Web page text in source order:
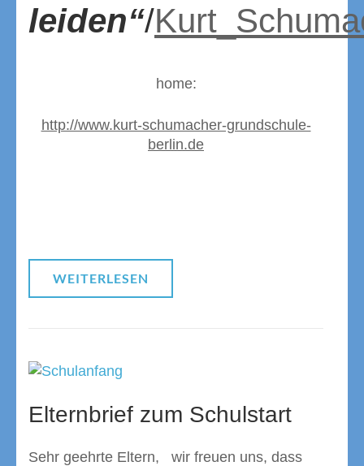
leiden“/
home:
http://www.kurt-schumacher-grundschule-
berlin.de
WEITERLESEN
Elternbrief zum Schulstart
Sehr geehrte Eltern, wir freuen uns, dass